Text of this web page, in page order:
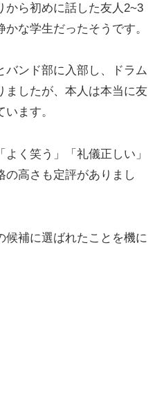
から初めに話した友人2~3
な学生だったそうです。
バンド部に入部し、ドラム
ましたが、本人は本当に友
ます。
く笑う」「礼儀正しい」
の高さも定評がありまし
候補に選ばれたことを機に